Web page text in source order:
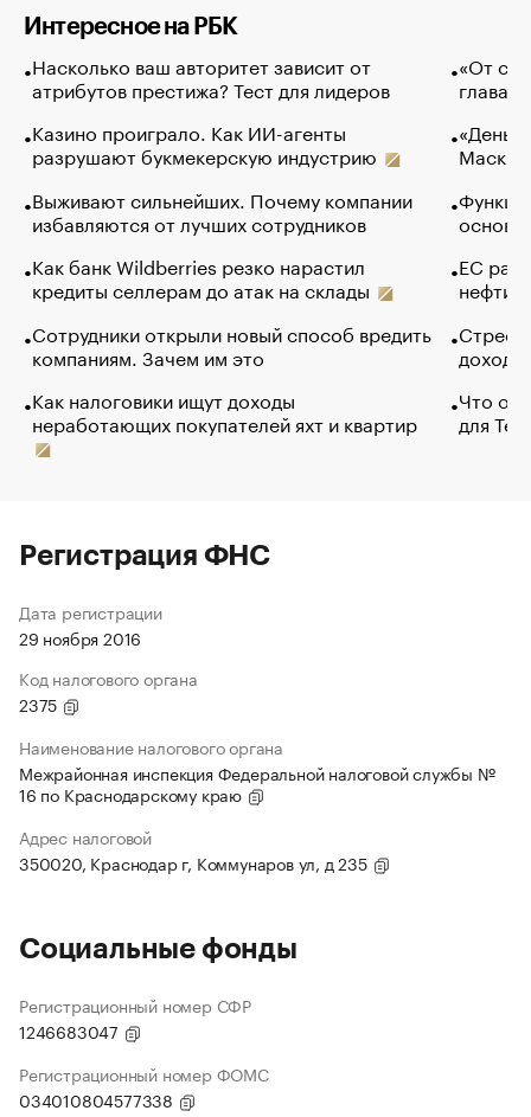
Интересное на РБК
Насколько ваш авторитет зависит от
атрибутов престижа? Тест для лидеров
Казино проиграло. Как ИИ-агенты
разрушают букмекерскую индустрию
Выживают сильнейших. Почему компании
избавляются от лучших сотрудников
Как банк Wildberries резко нарастил
кредиты селлерам до атак на склады
Сотрудники открыли новый способ вредить
компаниям. Зачем им это
Как налоговики ищут доходы
неработающих покупателей яхт и квартир
«От
глава
Маск в
основ
ЕС
нефти
Что
для
Регистрация ФНС
Дата регистрации
29 ноября 2016
Код налогового органа
2375
Наименование налогового органа
Межрайонная инспекция Федеральной налоговой службы №
16 по Краснодарскому краю
Адрес налоговой
350020, Краснодар г, Коммунаров ул, д 235
Социальные фонды
Регистрационный номер СФР
1246683047
Регистрационный номер ФОМС
034010804577338